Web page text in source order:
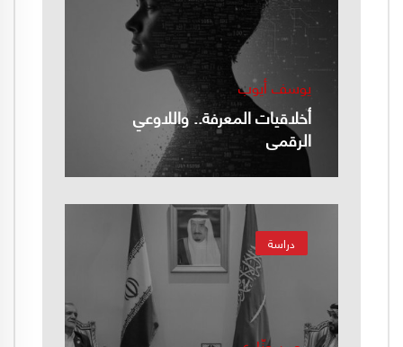
يوسف أيوب
أخلاقيات المعرفة.. واللاوعي
الرقمي
دراسة